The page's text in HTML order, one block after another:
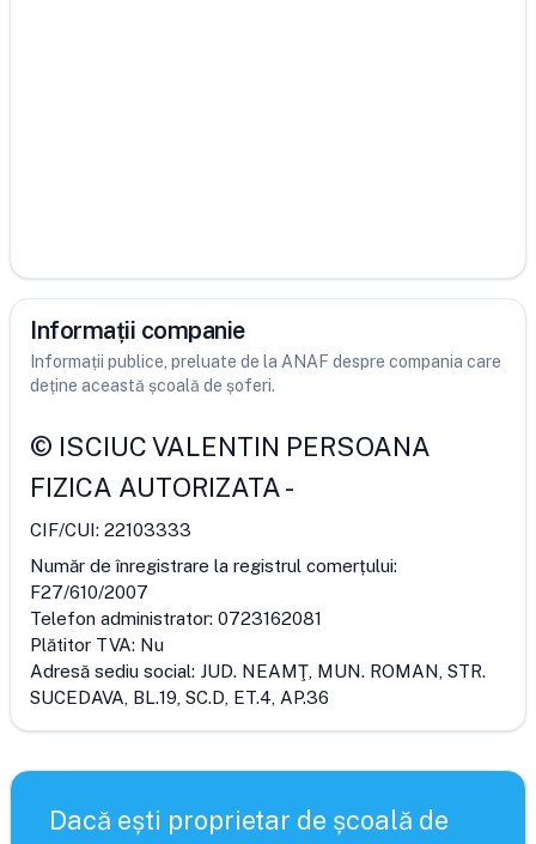
Informații companie
Informații publice, preluate de la ANAF despre compania care
deține această școală de șoferi.
© ISCIUC VALENTIN PERSOANA
FIZICA AUTORIZATA-
CIF/CUI: 22103333
Număr de înregistrare la registrul comerțului:
F27/610/2007
Telefon administrator: 0723162081
Plătitor TVA: Nu
Adresă sediu social: JUD. NEAMŢ, MUN. ROMAN, STR.
SUCEDAVA, BL.19, SC.D, ET.4, AP.36
Dacă ești proprietar de școală de